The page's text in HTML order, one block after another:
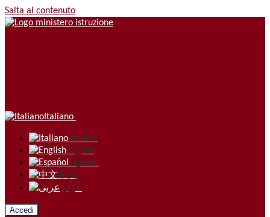
Salta al contenuto
Italiano
Italiano
English
Español
中文
عربى
Accedi